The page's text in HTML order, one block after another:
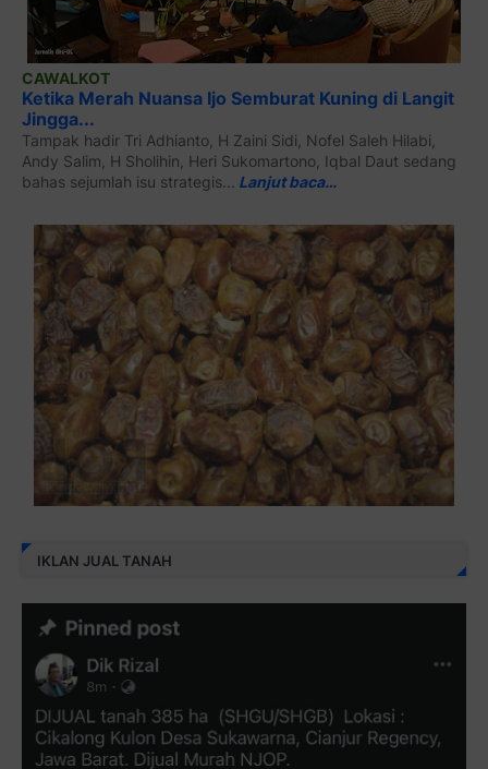
CAWALKOT
Ketika Merah Nuansa Ijo Semburat Kuning di Langit
Jingga...
Tampak hadir Tri Adhianto, H Zaini Sidi, Nofel Saleh Hilabi,
Andy Salim, H Sholihin, Heri Sukomartono, Iqbal Daut sedang
bahas sejumlah isu strategis...
Lanjut baca…
IKLAN JUAL TANAH